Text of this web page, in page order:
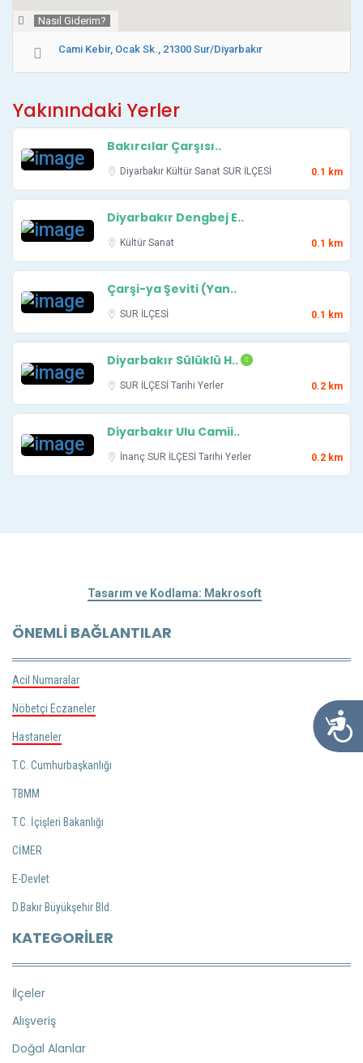
Nasıl Giderim?
Cami Kebir, Ocak Sk., 21300 Sur/Diyarbakır
Yakınındaki Yerler
Bakırcılar Çarşısı..
Diyarbakır Kültür Sanat SUR İLÇESİ 0.1 km
Diyarbakır Dengbej E..
Kültür Sanat 0.1 km
Çarşi-ya Şeviti (Yan..
SUR İLÇESİ 0.1 km
Diyarbakır Sülüklü H..
SUR İLÇESİ Tarihi Yerler 0.2 km
Diyarbakır Ulu Camii..
İnanç SUR İLÇESİ Tarihi Yerler 0.2 km
Tasarım ve Kodlama: Makrosoft
ÖNEMLI BAĞLANTILAR
Acil Numaralar
Nöbetçi Eczaneler
Hastaneler
T.C. Cumhurbaşkanlığı
TBMM
T.C. İçişleri Bakanlığı
CİMER
E-Devlet
D.Bakır Büyükşehir Bld.
KATEGORILER
İlçeler
Alışveriş
Doğal Alanlar